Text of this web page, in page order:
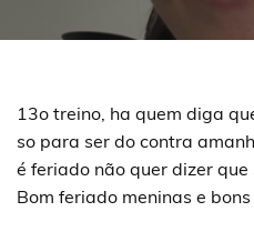
13o treino, ha quem diga
so para ser do contra
é feriado não quer dizer
Bom feriado meninas e